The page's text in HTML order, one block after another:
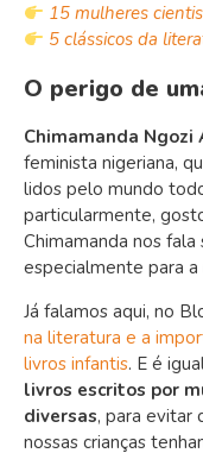
15 mulheres
5 clássicos da
O perigo de
Chimamanda Ngozi
feminista nigeriana,
lidos pelo mundo
particularmente,
Chimamanda nos fala
especialmente para a
Já falamos aqui, no
na literatura e a
livros infantis. E é
livros escritos por
diversas, para evitar
nossas crianças